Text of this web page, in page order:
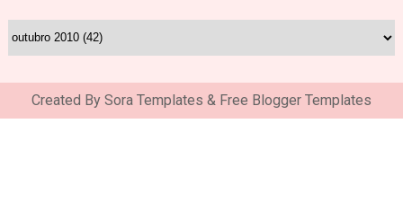
Created By Sora Templates & Free Blogger Templates